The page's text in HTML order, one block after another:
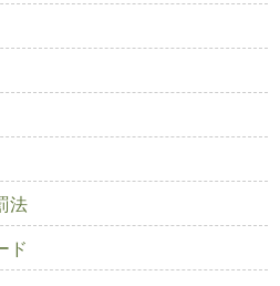
法
ド